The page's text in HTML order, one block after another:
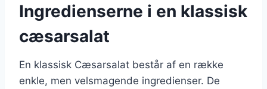
Ingredienserne i en klassisk
cæsarsalat
En klassisk Cæsarsalat består af en række
enkle, men velsmagende ingredienser. De